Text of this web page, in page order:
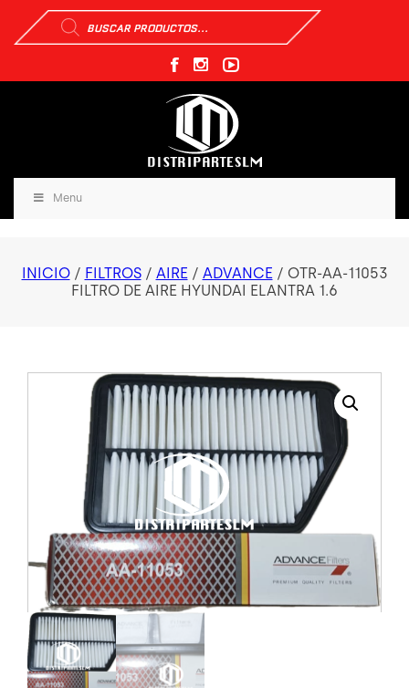
Búsqueda
de
productos
Menu
INICIO/ FILTROS/ AIRE/ ADVANCE/ OTR-AA-11053
FILTRO DE AIRE HYUNDAI ELANTRA 1.6